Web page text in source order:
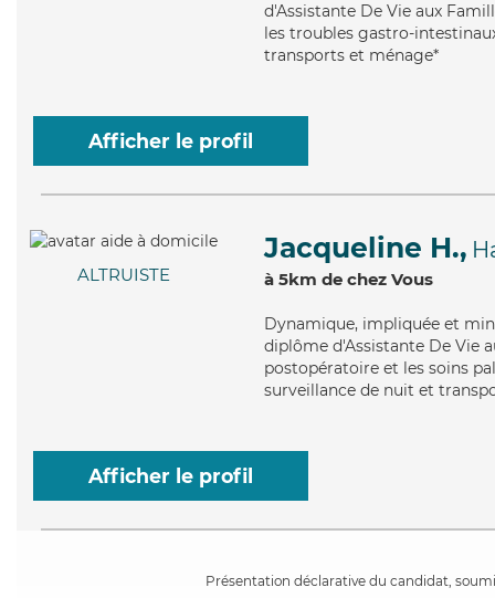
d'Assistante De Vie aux
les troubles gastro-
transports et ménage*
Afficher le profil
ALTRUISTE
Jacqueline H.,
à 5km de chez Vous
Dynamique, impliquée et
diplôme d'Assistante De Vie
postopératoire et les soins
surveillance de nuit et
Afficher le profil
Présentation déclarative du candidat,